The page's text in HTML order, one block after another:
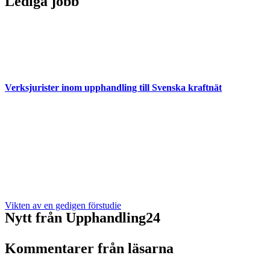
Verksjurister inom upphandling till Svenska kraftnät
Vikten av en gedigen förstudie
Nytt från Upphandling24
Kommentarer från läsarna